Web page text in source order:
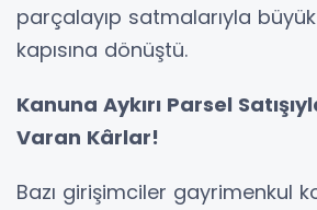
parçalayıp satmalarıyla
kapısına dönüştü.
Kanuna Aykırı Parsel
Varan Kârlar!
Bazı girişimciler gayrimenkul